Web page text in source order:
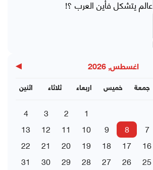
عالم يتشكل فأين العرب ؟!
اغسطس, 2026 ▶
اثنين ثلاثاء اربعاء خميس جمعة
1
2
3
4
7
8
9
10
11
12
13
16
17
18
19
20
21
22
25
26
27
28
29
30
31